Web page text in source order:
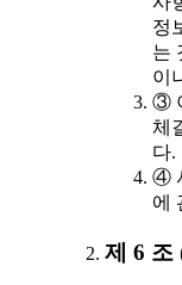
정
는
이
③
체
다.
④
에
제 6 조